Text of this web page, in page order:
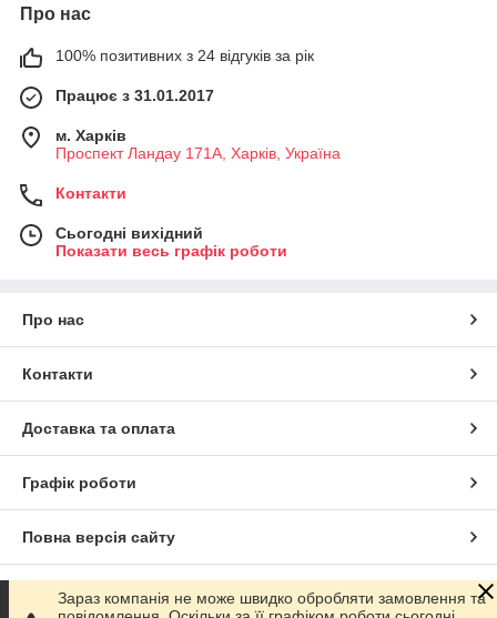
Про нас
100% позитивних з 24 відгуків за рік
Працює з 31.01.2017
м. Харків
Проспект Ландау 171А, Харків, Україна
Контакти
Сьогодні вихідний
Показати весь графік роботи
Про нас
Контакти
Доставка та оплата
Графік роботи
Повна версія сайту
Сайт створено на маркетплейсі Prom.ua
Зараз компанія не може швидко обробляти замовлення та